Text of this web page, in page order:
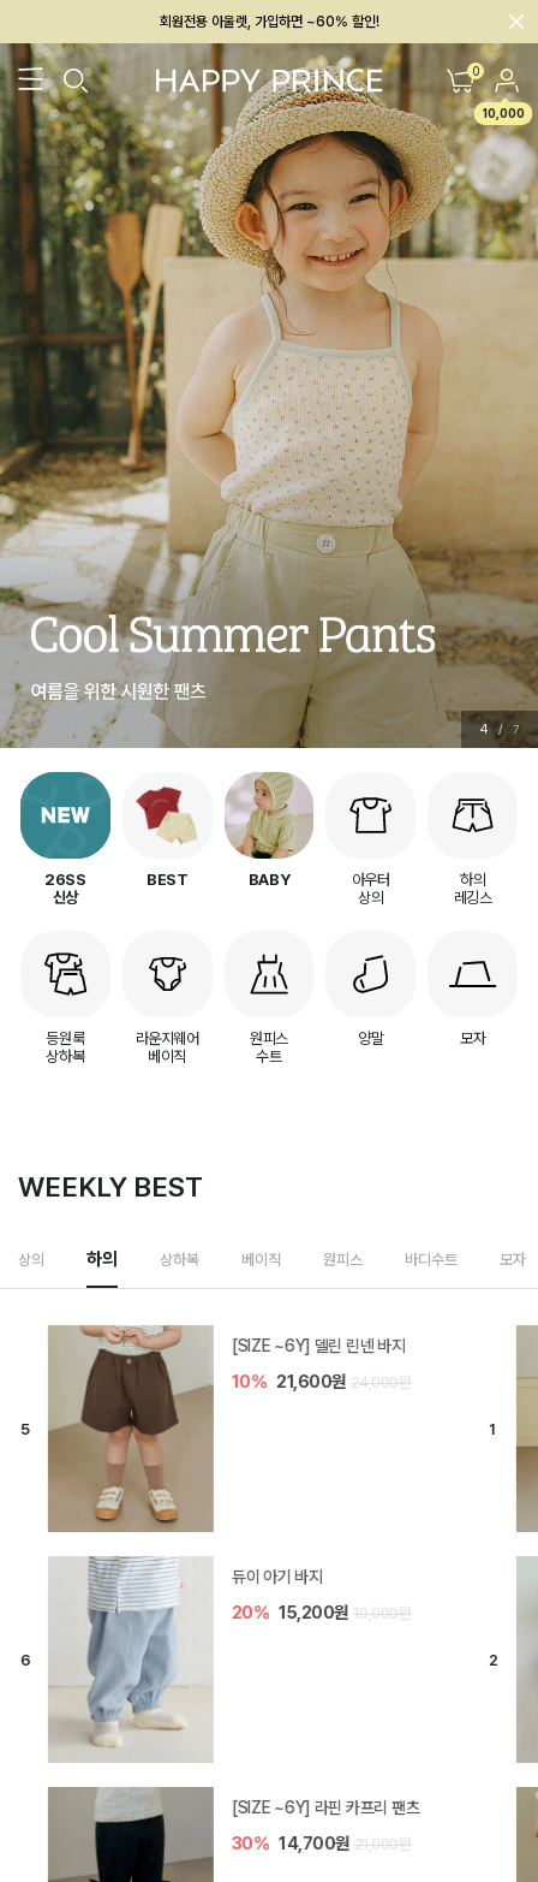
회원전용 아울렛, 가입하면 ~60% 할인!
멤버십 최대 28,000원 혜택 0
10,000
26SS 신상 BEST BABY[6~12M] 아우터/상의 하의/레깅스
5 / 7
26SS
신상
BEST BABY
아우터
상의
하의
레깅스
등원룩
상하복
라운지웨어
베이직
원피스
수트
양말 모자
WEEKLY BEST
상의 하의 상하복 베이직 원피스 바디수트 모자
[SIZE ~6Y] 델린 린넨 바지
10% 21,600원 24,000원
듀이 아기 바지
20% 15,200원 19,000원
[SIZE ~6Y] 라핀 카프리 팬츠
30% 14,700원 21,000원